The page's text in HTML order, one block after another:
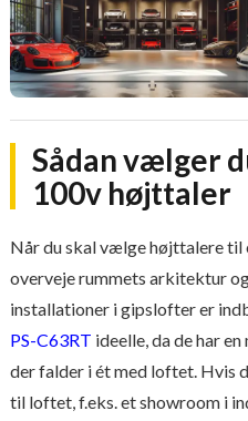
Sådan vælger
100v højttaler
Når du skal vælge højttalere til
overveje rummets arkitektur
installationer i gipslofter er
PS-C63RT ideelle, da de har
der falder i ét med loftet. Hvis
til loftet, f.eks. et showroom i